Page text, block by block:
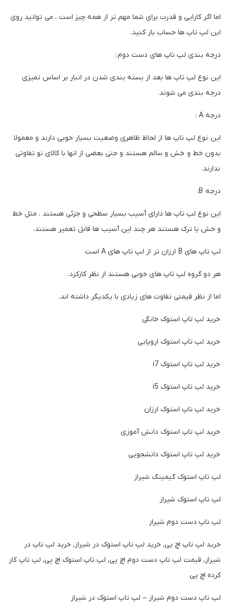
اما اگر کارایی و قدرت برای شما مهم تر از همه چیز است ، می توانید روی
این لپ تاپ ها حساب باز کنید.
درجه بندی لپ تاپ های دست دوم :
این نوع لپ تاپ ها بعد از بسته بندی شدن در انبار بر اساس تمیزی
درجه بندی می شوند.
درجه A :
این نوع لپ تاپ ها از لحاظ ظاهری وضعیت بسیار خوبی دارند و معمولا
بدون خط و خش و سالم هستند و حتی بعضی از انها با کالای نو تفاوتی
ندارند.
درجه B:
این نوع لپ تاپ ها دارای آسیب بسیار سطحی و جزئی هستند ، مثل خط
و خش یا ترک هستند هر چند این آسیب ها قابل تعمیر هستند.
لپ تاپ های B ارزان تر از لپ تاپ های A است
هر دو گروه لپ تاپ های خوبی هستند از نظر کارکرد.
اما از نظر قیمتی تفاوت های زیادی با یکدیگر داشته اند.
خرید لپ تاپ استوک خانگی
خرید لپ تاپ استوک اروپایی
خرید لپ تاپ استوک i7
خرید لپ تاپ استوک i5
خرید لپ تاپ استوک ارزان
خرید لپ تاپ استوک دانش آموزی
خرید لپ تاپ استوک دانشجویی
لپ تاپ استوک گیمینگ شیراز
لپ تاپ استوک شیراز
لپ تاپ دست دوم شیراز
خرید لپ تاپ اچ پی, خرید لپ تاپ استوک در شیراز, خرید لپ تاپ در
شیراز, قیمت لپ تاپ دست دوم اچ پی, لپ تاپ استوک اچ پی, لپ تاپ کار
کرده اچ پی
لپ تاپ دست دوم شیراز – لپ تاپ استوک در شیراز